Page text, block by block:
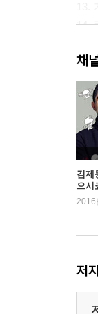
14.
16.
17.
18.
19.
20.
21.
22.
채
김제
으시
위 기
2016
저